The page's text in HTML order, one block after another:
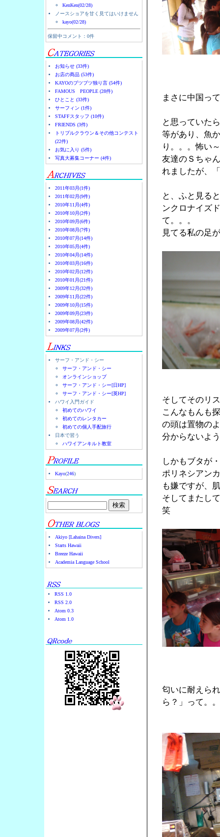
KenKen(02/28)
ノースショアを甘く見てはいけません
kayo(02/28)
保留中コメント：0件
お知らせ (33件)
お店の商品 (53件)
KAYOのブツブツ独り言 (54件)
FAMOUS PEOPLE (28件)
ひとこと (33件)
サーフィン (1件)
STAFFスタッフ (10件)
FRIENDS (3件)
トリプルクラウン＆その他コンテスト
(22件)
お気に入り (5件)
写真大募集コーナー (4件)
2011年03月(1件)
2011年02月(9件)
2010年11月(4件)
2010年10月(2件)
2010年09月(6件)
2010年08月(7件)
2010年07月(14件)
2010年05月(4件)
2010年04月(14件)
2010年03月(16件)
2010年02月(12件)
2010年01月(21件)
2009年12月(32件)
2009年11月(22件)
2009年10月(15件)
2009年09月(23件)
2009年08月(42件)
2009年07月(2件)
サーフ・アンド・シー
サーフ・アンド・シー
オンラインショップ
サーフ・アンド・シー[日HP]
サーフ・アンド・シー[英HP]
ハワイ入門ガイド
初めてのハワイ
初めてのレンタカー
初めての個人手配旅行
日本で習う
ハワイアンキルト教室
Kayo(246)
Akiyo [Lahaina Divers]
Starts Hawaii
Breeze Hawaii
Academia Language School
RSS 1.0
RSS 2.0
Atom 0.3
Atom 1.0
まさに中国っ
と思っていた
等があり、魚
り。。。怖い～
友達のＳちゃ
れましたが、
と、ふと見る
ンクロナイズ
て。。。
見てる私の足
そしてそのリ
こんなもんも
の頭は置物の
分からないよ
しかもブタが
ポリネシアン
も嫌ですが、
そしてまたし
笑
匂いに耐えら
ら？」って。